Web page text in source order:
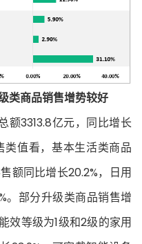
类商品销售增势较好
额3313.8亿元，同比增长
类值看，基本生活类商品
额同比增长20.2%，日用
。部分升级类商品销售增
效等级为1级和2级的家用